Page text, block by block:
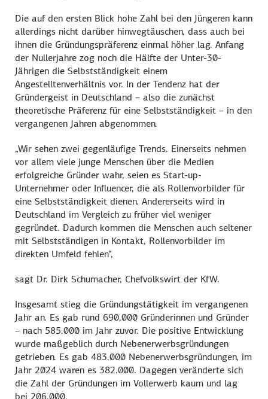
Die auf den ersten Blick hohe Zahl bei den Jüngeren kann
allerdings nicht darüber hinwegtäuschen, dass auch bei
ihnen die Gründungspräferenz einmal höher lag. Anfang
der Nullerjahre zog noch die Hälfte der Unter-30-
Jährigen die Selbstständigkeit einem
Angestelltenverhältnis vor. In der Tendenz hat der
Gründergeist in Deutschland – also die zunächst
theoretische Präferenz für eine Selbstständigkeit – in den
vergangenen Jahren abgenommen.
„Wir sehen zwei gegenläufige Trends. Einerseits nehmen
vor allem viele junge Menschen über die Medien
erfolgreiche Gründer wahr, seien es Start-up-
Unternehmer oder Influencer, die als Rollenvorbilder für
eine Selbstständigkeit dienen. Andererseits wird in
Deutschland im Vergleich zu früher viel weniger
gegründet. Dadurch kommen die Menschen auch seltener
mit Selbstständigen in Kontakt, Rollenvorbilder im
direkten Umfeld fehlen“,
sagt Dr. Dirk Schumacher, Chefvolkswirt der KfW.
Insgesamt stieg die Gründungstätigkeit im vergangenen
Jahr an. Es gab rund 690.000 Gründerinnen und Gründer
– nach 585.000 im Jahr zuvor. Die positive Entwicklung
wurde maßgeblich durch Nebenerwerbsgründungen
getrieben. Es gab 483.000 Nebenerwerbsgründungen, im
Jahr 2024 waren es 382.000. Dagegen veränderte sich
die Zahl der Gründungen im Vollerwerb kaum und lag
bei 206.000.